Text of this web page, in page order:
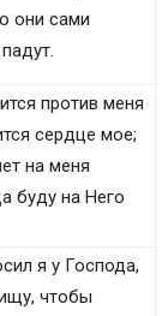
они сами
против меня
сердце мое;
на меня
буду на Него
я у Господа,
чтобы